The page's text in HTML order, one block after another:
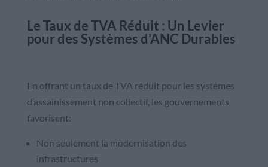
Le Taux de TVA Réduit : Un Levier
pour des Systèmes d’ANC Durables
En offrant un taux de TVA réduit pour les systèmes
d’assainissement non collectif, les gouvernements
favorisent:
Non seulement la modernisation des
infrastructures